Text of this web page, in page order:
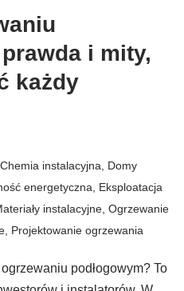
i mity,
każdy
Chemia instalacyjna
Domy
energetyczna
Eksploatacja
instalacyjne Ogrzewanie
Projektowanie ogrzewania
podłogowym? To